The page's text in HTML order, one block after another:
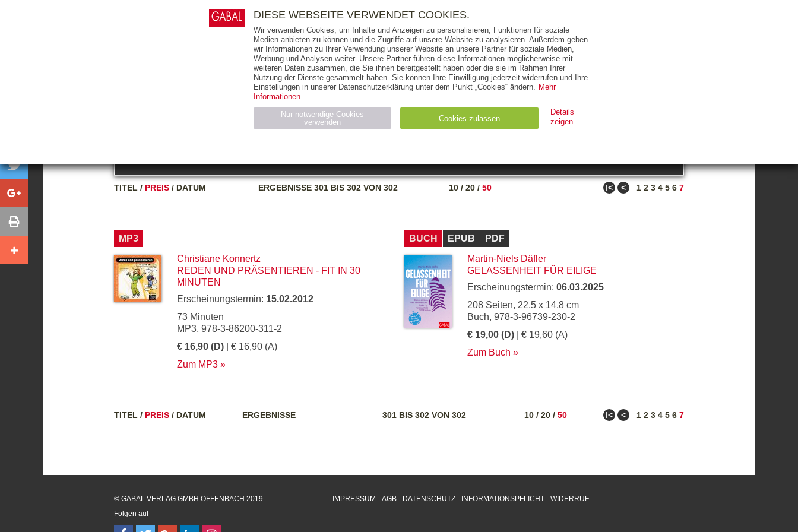
AUSGABEART AUS DER REIHE ZUM THEMA
TITEL / PREIS / DATUM ERGEBNISSE301 BIS 302 VON 302 10 / 20 / 50 ǀ< < 1 2 3 4 5 6 7
MP3
Christiane Konnertz
REDEN UND PRÄSENTIEREN - FIT IN 30
MINUTEN
Erscheinungstermin: 15.02.2012
73 Minuten
MP3, 978-3-86200-311-2
€ 16,90 (D) | € 16,90 (A)
Zum MP3
BUCH EPUB
PDF
Martin-Niels Däfler
GELASSENHEIT FÜR EILIGE
Erscheinungstermin: 06.03.2025
208 Seiten, 22,5 x 14,8 cm
Buch, 978-3-96739-230-2
€ 19,00 (D) | € 19,60 (A)
Zum Buch
TITEL / PREIS / DATUM ERGEBNISSE 301 BIS 302 VON 302 10/ 20/ 50 ǀ< < 1 2 3 4 5 6 7
E-BOOKS AUDIO-CDS MP3 NON-BOOKS
THEMEN AUTOREN VERLAG
RIGHTS PRESSE HANDEL FÜR UNTERNEHMEN
IMPRESSUM AGB DATENSCHUTZ INFORMATIONSPFLICHT WIDERRUF
© GABAL VERLAG GMBH OFFENBACH 2019
Folgen auf
DIESE WEBSEITE VERWENDET COOKIES.
Wir verwenden Cookies, um Inhalte und Anzeigen zu personalisieren, Funktionen für soziale
Medien anbieten zu können und die Zugriffe auf unsere Website zu analysieren. Außerdem geben
wir Informationen zu Ihrer Verwendung unserer Website an unsere Partner für soziale Medien,
Werbung und Analysen weiter. Unsere Partner führen diese Informationen möglicherweise mit
weiteren Daten zusammen, die Sie ihnen bereitgestellt haben oder die sie im Rahmen Ihrer
Nutzung der Dienste gesammelt haben. Sie können Ihre Einwilligung jederzeit widerrufen und Ihre
Einstellungen in unserer Datenschutzerklärung unter dem Punkt „Cookies“ ändern. Mehr
Informationen.
Nur notwendige Cookies
verwenden
Cookies zulassen
Details
zeigen
Name Anbieter Zweck Ablauf
Typ
CMS_SESSION_ID
gabal-
Wird für die Speicherung der Benutzer-Session verwendet